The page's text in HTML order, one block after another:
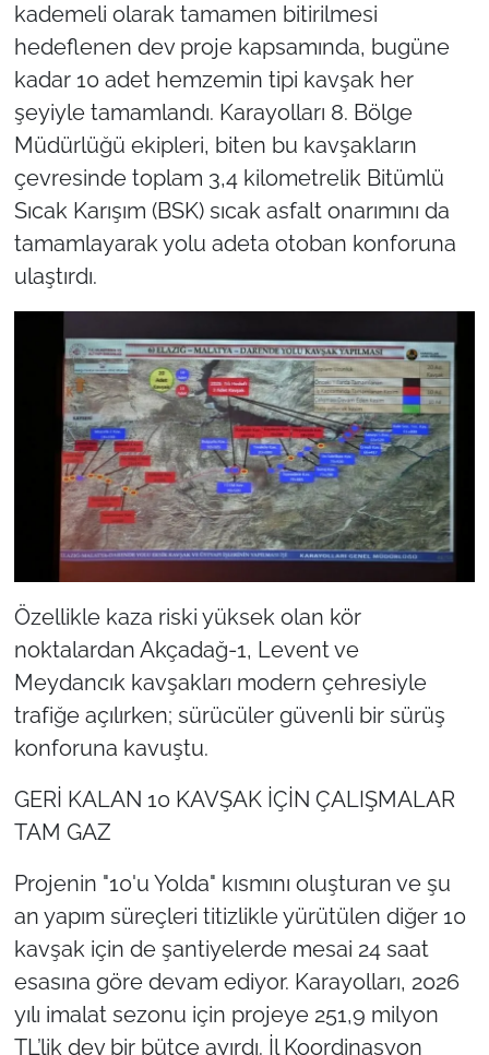
kademeli olarak tamamen bitirilmesi
hedeflenen dev proje kapsamında, bugüne
kadar 10 adet hemzemin tipi kavşak her
şeyiyle tamamlandı. Karayolları 8. Bölge
Müdürlüğü ekipleri, biten bu kavşakların
çevresinde toplam 3,4 kilometrelik Bitümlü
Sıcak Karışım (BSK) sıcak asfalt onarımını da
tamamlayarak yolu adeta otoban konforuna
ulaştırdı.
Özellikle kaza riski yüksek olan kör
noktalardan Akçadağ-1, Levent ve
Meydancık kavşakları modern çehresiyle
trafiğe açılırken; sürücüler güvenli bir sürüş
konforuna kavuştu.
GERİ KALAN 10 KAVŞAK İÇİN ÇALIŞMALAR
TAM GAZ
Projenin "10'u Yolda" kısmını oluşturan ve şu
an yapım süreçleri titizlikle yürütülen diğer 10
kavşak için de şantiyelerde mesai 24 saat
esasına göre devam ediyor. Karayolları, 2026
yılı imalat sezonu için projeye 251,9 milyon
TL’lik dev bir bütçe ayırdı. İl Koordinasyon